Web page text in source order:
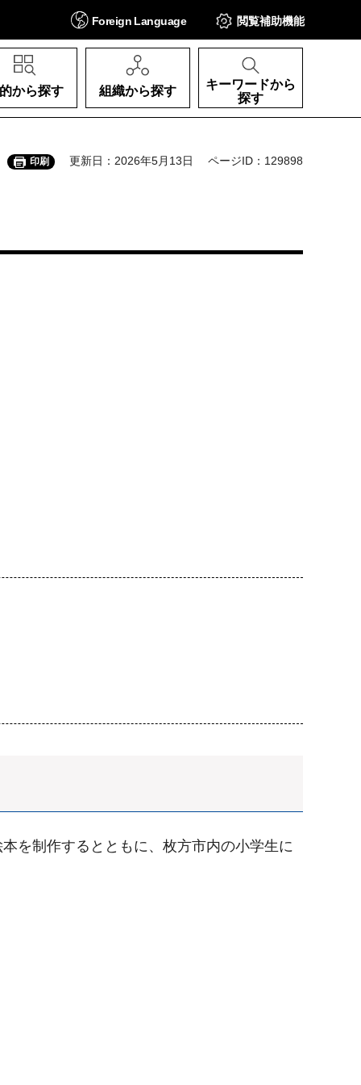
Foreign Language 閲覧補助機能
から探す 組織から探す
キーワードから
探す
印刷 更新日：2026年5月13日 ページID：129898
を制作するとともに、枚方市内の小学生に